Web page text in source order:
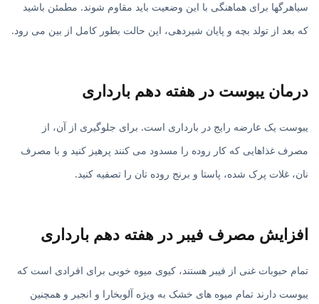
سیاهرگها برای هماهنگی با این وضعیت باید مقاوم شوند. مطمئن باشید
که بعد از تولد بچه و پایان شیردهی، این حالت بطور کامل از بین می رود.
درمان یبوست در هفته دهم بارداری
یبوست یک عارضه رایج در بارداری است. برای جلوگیری از آن، از
مصرف غذاهایی که کار روده را مسدود می کنند پرهیز کنید و با مصرف
نان، غلات پرک شده، پاستا و برنج روده تان را تصفیه کنید.
افزایش مصرف فیبر در هفته دهم بارداری
تمام حبوبات غنی از فیبر هستند، کیوی میوه خوبی برای افرادی است که
یبوست دارند تمام میوه های خشک به ویژه آلوبخارا و انجیر و همچنین